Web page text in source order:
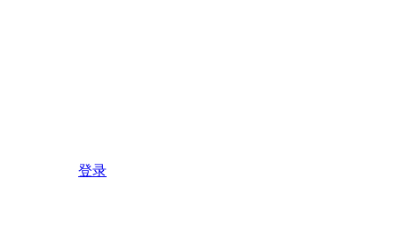
登录